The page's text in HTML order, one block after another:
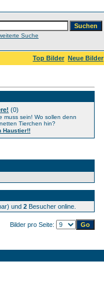
Suche
Top Bilder Neue Bilder
(0)
muss sein! Wo sollen denn
Tierchen hin?
Haustier!!
und 2 Besucher online.
Bilder pro Seite: